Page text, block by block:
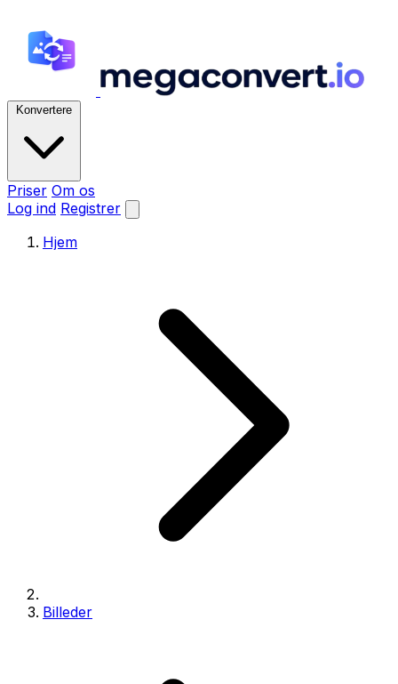
Konvertere
Priser Om os
Log ind Registrer
Hjem
Billeder